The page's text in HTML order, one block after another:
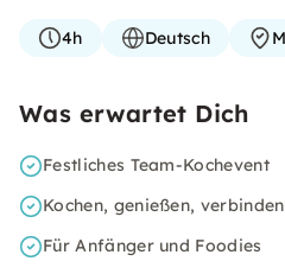
4h Deutsch
Was erwartet Dich
Festliches Team-Kochevent
Kochen, genießen, verbinden
Für Anfänger und Foodies